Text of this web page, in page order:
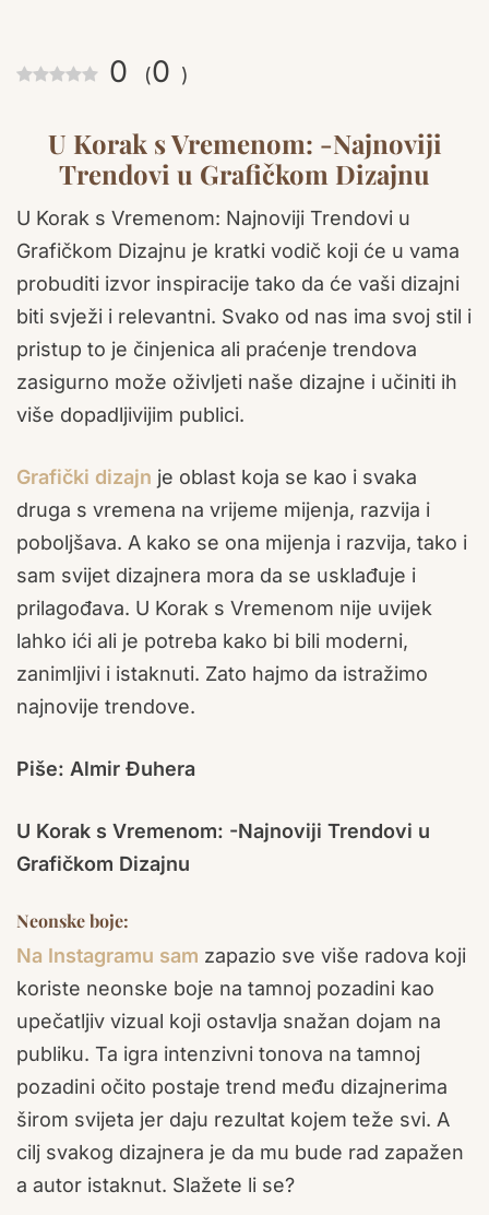
0 (0 )
U Korak s Vremenom: -Najnoviji
Trendovi u Grafičkom Dizajnu
U Korak s Vremenom: Najnoviji Trendovi u
Grafičkom Dizajnu je kratki vodič koji će u vama
probuditi izvor inspiracije tako da će vaši dizajni
biti svježi i relevantni. Svako od nas ima svoj stil i
pristup to je činjenica ali praćenje trendova
zasigurno može oživljeti naše dizajne i učiniti ih
više dopadljivijim publici.
Grafički dizajn je oblast koja se kao i svaka
druga s vremena na vrijeme mijenja, razvija i
poboljšava. A kako se ona mijenja i razvija, tako i
sam svijet dizajnera mora da se usklađuje i
prilagođava. U Korak s Vremenom nije uvijek
lahko ići ali je potreba kako bi bili moderni,
zanimljivi i istaknuti. Zato hajmo da istražimo
najnovije trendove.
Piše: Almir Đuhera
U Korak s Vremenom: -Najnoviji Trendovi u
Grafičkom Dizajnu
Neonske boje:
Na Instagramu sam zapazio sve više radova koji
koriste neonske boje na tamnoj pozadini kao
upečatljiv vizual koji ostavlja snažan dojam na
publiku. Ta igra intenzivni tonova na tamnoj
pozadini očito postaje trend među dizajnerima
širom svijeta jer daju rezultat kojem teže svi. A
cilj svakog dizajnera je da mu bude rad zapažen
a autor istaknut. Slažete li se?